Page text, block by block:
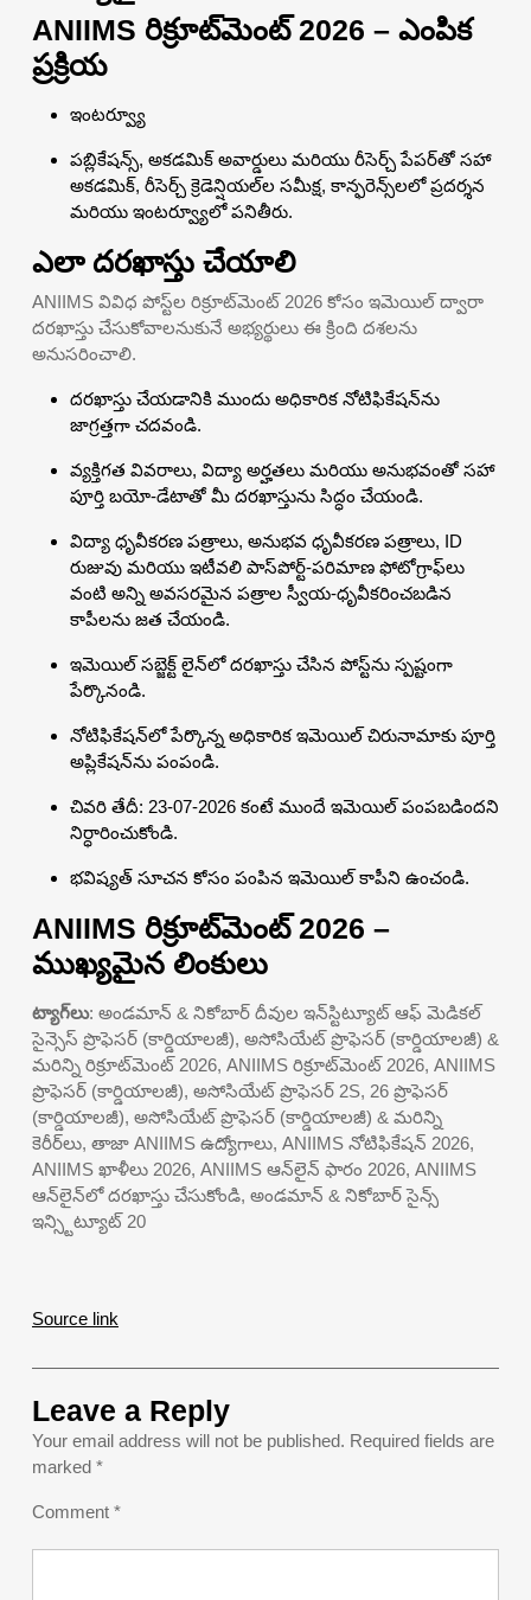
ANIIMS రిక్రూట్‌మెంట్ 2026 – ఎంపిక
ప్రక్రియ
ఇంటర్వ్యూ
పబ్లికేషన్స్, అకడమిక్ అవార్డులు మరియు రీసెర్చ్ పేపర్‌తో సహా
అకడమిక్, రీసెర్చ్ క్రెడెన్షియల్‌ల సమీక్ష, కాన్ఫరెన్స్‌లలో ప్రదర్శన
మరియు ఇంటర్వ్యూలో పనితీరు.
ఎలా దరఖాస్తు చేయాలి
ANIIMS వివిధ పోస్ట్‌ల రిక్రూట్‌మెంట్ 2026 కోసం ఇమెయిల్ ద్వారా
దరఖాస్తు చేసుకోవాలనుకునే అభ్యర్థులు ఈ క్రింది దశలను
అనుసరించాలి.
దరఖాస్తు చేయడానికి ముందు అధికారిక నోటిఫికేషన్‌ను
జాగ్రత్తగా చదవండి.
వ్యక్తిగత వివరాలు, విద్యా అర్హతలు మరియు అనుభవంతో సహా
పూర్తి బయో-డేటాతో మీ దరఖాస్తును సిద్ధం చేయండి.
విద్యా ధృవీకరణ పత్రాలు, అనుభవ ధృవీకరణ పత్రాలు, ID
రుజువు మరియు ఇటీవలి పాస్‌పోర్ట్-పరిమాణ ఫోటోగ్రాఫ్‌లు
వంటి అన్ని అవసరమైన పత్రాల స్వీయ-ధృవీకరించబడిన
కాపీలను జత చేయండి.
ఇమెయిల్ సబ్జెక్ట్ లైన్‌లో దరఖాస్తు చేసిన పోస్ట్‌ను స్పష్టంగా
పేర్కొనండి.
నోటిఫికేషన్‌లో పేర్కొన్న అధికారిక ఇమెయిల్ చిరునామాకు పూర్తి
అప్లికేషన్‌ను పంపండి.
చివరి తేదీ: 23-07-2026 కంటే ముందే ఇమెయిల్ పంపబడిందని
నిర్ధారించుకోండి.
భవిష్యత్ సూచన కోసం పంపిన ఇమెయిల్ కాపీని ఉంచండి.
ANIIMS రిక్రూట్‌మెంట్ 2026 –
ముఖ్యమైన లింకులు
ట్యాగ్‌లు: అండమాన్ & నికోబార్ దీవుల ఇన్‌స్టిట్యూట్ ఆఫ్ మెడికల్
సైన్సెస్ ప్రొఫెసర్ (కార్డియాలజీ), అసోసియేట్ ప్రొఫెసర్ (కార్డియాలజీ) &
మరిన్ని రిక్రూట్‌మెంట్ 2026, ANIIMS రిక్రూట్‌మెంట్ 2026, ANIIMS
ప్రొఫెసర్ (కార్డియాలజీ), అసోసియేట్ ప్రొఫెసర్ 2S, 26 ప్రొఫెసర్
(కార్డియాలజీ), అసోసియేట్ ప్రొఫెసర్ (కార్డియాలజీ) & మరిన్ని
కెరీర్‌లు, తాజా ANIIMS ఉద్యోగాలు, ANIIMS నోటిఫికేషన్ 2026,
ANIIMS ఖాళీలు 2026, ANIIMS ఆన్‌లైన్ ఫారం 2026, ANIIMS
ఆన్‌లైన్‌లో దరఖాస్తు చేసుకోండి, అండమాన్ & నికోబార్ సైన్స్
ఇన్స్టిట్యూట్ 20
Source link
Leave a Reply
Your email address will not be published. Required fields are
marked *
Comment *